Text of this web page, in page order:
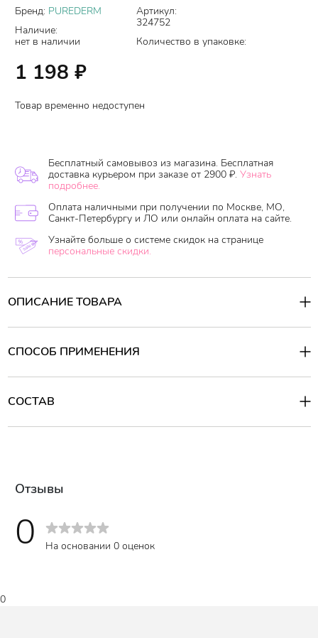
Бренд: PUREDERM
Наличие:
нет в наличии
Артикул:
324752
Количество в упаковке:
1 198 ₽
Товар временно недоступен
Бесплатный самовывоз из магазина. Бесплатная
доставка курьером при заказе от 2900 ₽. Узнать
подробнее.
Оплата наличными при получении по Москве, МО,
Санкт-Петербургу и ЛО или онлайн оплата на сайте.
Узнайте больше о системе скидок на странице
персональные скидки.
ОПИСАНИЕ ТОВАРА
Объем:200 мл.
СПОСОБ ПРИМЕНЕНИЯ
СОСТАВ
Отзывы
0 На основании 0 оценок
0